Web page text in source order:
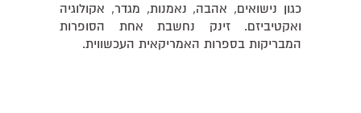
כגון נישואים, אהבה, נאמנות, מגדר, אקולוגיה
ואקטיביזם. זינק נחשבת אחת הסופרות
המבריקות בספרות האמריקאית העכשווית.